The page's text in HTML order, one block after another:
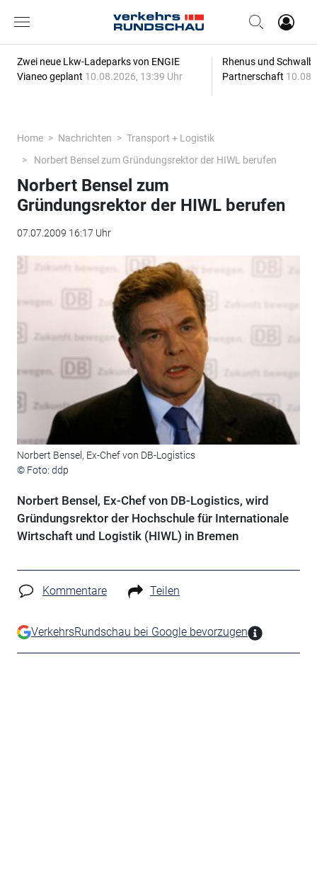
Zwei neue Lkw-Ladeparks von ENGIE
Vianeo geplant 10.08.2026, 13:39 Uhr
Rhenus und
Partnerschaft
Home Nachrichten
Transport + Logistik
Norbert Bensel zum Gründungsrektor der HIWL berufen
Norbert Bensel zum
Gründungsrektor der HIWL berufen
07.07.2009 16:17 Uhr
Norbert Bensel, Ex-Chef von DB-Logistics
© Foto: ddp
Norbert Bensel, Ex-Chef von DB-Logistics, wird
Gründungsrektor der Hochschule für Internationale
Wirtschaft und Logistik (HIWL) in Bremen
Kommentare Teilen
VerkehrsRundschau bei Google bevorzugen